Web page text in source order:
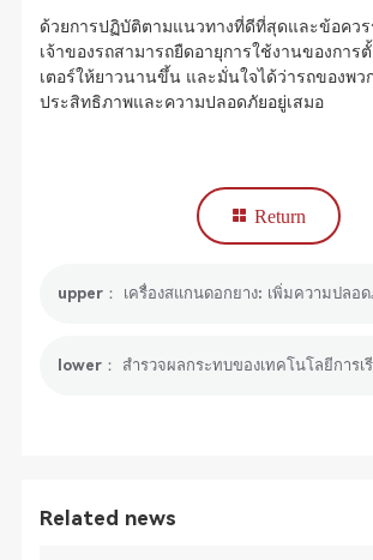
ด้วยการปฏิบัติตามแนวทางที่ดีที่สุดและข้อควร
เจ้าของรถสามารถยืดอายุการใช้งานของการ
เตอร์ให้ยาวนานขึ้น และมั่นใจได้ว่ารถของพว
ประสิทธิภาพและความปลอดภัยอยู่เสมอ
Return
Related news